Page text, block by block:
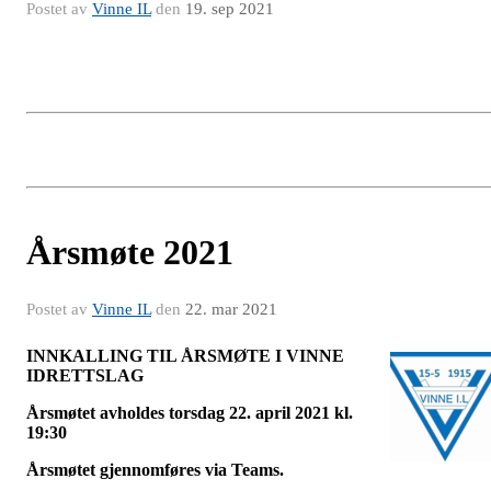
Postet av Vinne ILden 19. sep 2021
Årsmøte 2021
Postet av Vinne ILden 22. mar 2021
INNKALLING TIL ÅRSMØTE I VINNE
IDRETTSLAG
Årsmøtet avholdes torsdag 22. april 2021 kl.
19:30
Årsmøtet gjennomføres via Teams.